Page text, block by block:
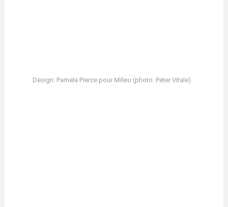
Design: Pamela Pierce pour Milieu(photo: Peter Vitale)